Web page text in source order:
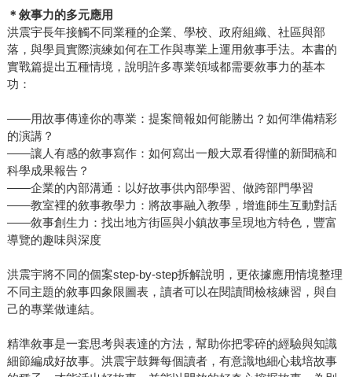
＊敘事力的多元應用
洪震宇長年接觸不同業種的企業、學校、政府組織、社區與部
落，與學員實際演練如何在工作與專業上運用敘事手法。本書的
實戰篇提出五種情境，說明許多專業領域都需要敘事力的基本
功：
——用故事傳達你的專業：提案簡報如何能勝出？如何準備精彩
的演講？
——讓人有感的敘事寫作：如何寫出一般大眾看得懂的新聞稿和
科學成果報告？
——企業的內部溝通：以好故事供內部學習、做跨部門學習
——教室裡的敘事教學力：將故事融入教學，增進師生互動對話
——敘事創生力：找出地方街區與小鎮故事呈現地方特色，豐富
導覽的趣味與深度
洪震宇將不同的個案step-by-step拆解說明，更依據應用情境整理
不同主題的敘事四象限圖表，讀者可以在閱讀間檢核練習，與自
己的專業做連結。
精準敘事是一套思考與表達的方法，幫助你把零碎的經驗與知識
細節編成好故事。洪震宇鼓舞每個讀者，有意識地細心栽培故事